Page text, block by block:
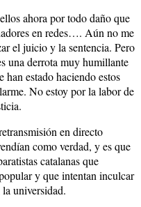
ahora por todo daño que
en redes…. Aún no me
el juicio y la sentencia. Pero
una derrota muy humillante
estado haciendo estos
No estoy por la labor de
en directo
como verdad, y es que
catalanas que
y que intentan inculcar
la universidad.